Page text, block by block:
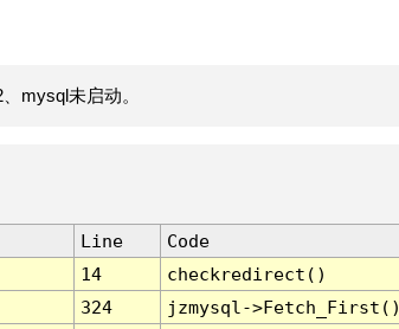
mysql未启动。
Line
Code
14
checkredirect()
324
jzmysql-